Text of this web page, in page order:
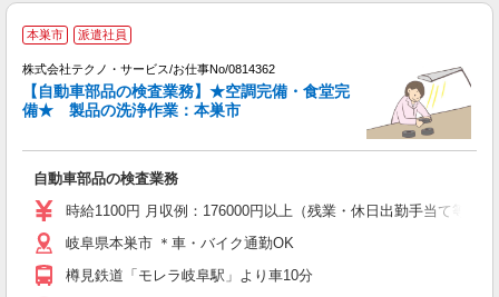
本巣市 派遣社員
株式会社テクノ・サービス/お仕事No/0814362
【自動車部品の検査業務】★空調完備・食堂完
備★ 製品の洗浄作業：本巣市
自動車部品の検査業務
時給1100円 月収例：176000円以上（残業・休日出勤手当て等が
岐阜県本巣市 ＊車・バイク通勤OK
樽見鉄道「モレラ岐阜駅」より車10分